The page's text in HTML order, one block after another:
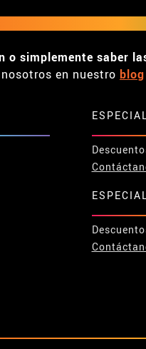
o simplemente saber
en nuestro blog